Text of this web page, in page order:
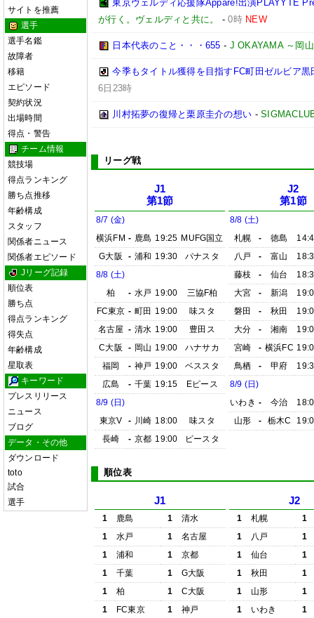
サイトを推薦
選手
選手名鑑
故障者
移籍
エピソード
契約状況
出場時間
得点・警告
チーム情報
競技場
得点ランキング
勝ち点推移
年齢構成
スタッフ
関係者ニュース
関係者エピソード
Jリーグ記録
順位表
勝ち点
得点ランキング
得失点
年齢構成
星取表
キーワード
プレスリリース
ニュース
ブログ
データ・その他
ダウンロード
toto
試合
選手
東京ヴェルディ応援隊Appare!出演PLAYYTE
が行く。ヴェルディと共に。
-0時 NEW
日本代表のこと・・・655 - J OKAYAMA ～岡
今季もタイトル獲得を目指すFC町田ゼルビア
6日23時
川村拓夢の復帰と栗原圭介の想い -
リーグ戦
J1
第1節
8/7 (金)
横浜FM - 鹿島 19:25 MUFG国立
G大阪
- 浦和 19:30
パナスタ
8/8 (土)
柏
- 水戸 19:00
三協F柏
FC東京 - 町田 19:00
味スタ
名古屋 - 清水 19:00
豊田ス
C大阪
- 岡山 19:00
ハナサカ
福岡
- 神戸 19:00
ベススタ
広島
- 千葉 19:15
Eピース
8/9 (日)
東京V
- 川崎 18:00
味スタ
長崎
- 京都 19:00 ピースタ
J2
第1節
8/8 (土)
札幌
- 徳島
八戸
- 富山
藤枝
- 仙台
大宮
- 新潟
磐田
- 秋田
大分
- 湘南
宮崎
- 横浜FC
鳥栖
- 甲府
8/9 (日)
いわき - 今治
山形
- 栃木C
順位表
J1
1 鹿島 1
清水
1
水戸 1
名古屋
1
浦和 1
京都
1
千葉 1
G大阪
1
柏 1
C大阪
1
FC東京 1
神戸
J2
1 札幌
1
1
八戸
1
1
仙台
1
1
秋田
1
1
山形
1
1
いわき
1